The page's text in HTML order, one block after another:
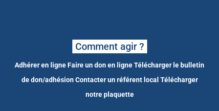
Comment agir ?
Adhérer en ligneFaire un don en ligneTélécharger le bulletin
de don/adhésion Contacter un référent local Télécharger
notre plaquette